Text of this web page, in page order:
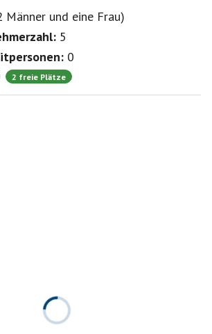
Männer und eine Frau)
5
0
2 freie Plätze